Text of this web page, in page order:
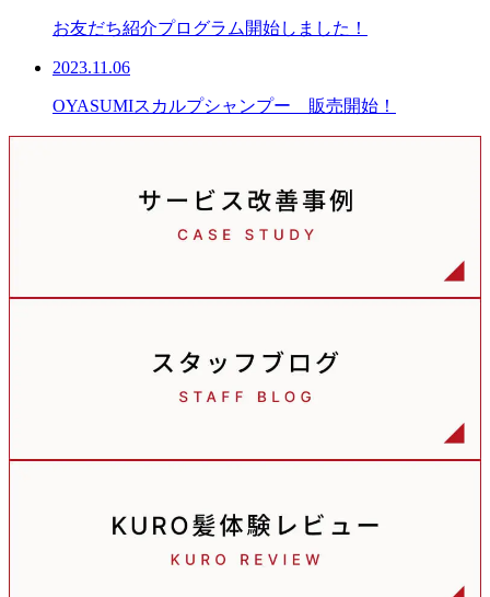
お友だち紹介プログラム開始しました！
2023.11.06
OYASUMIスカルプシャンプー 販売開始！